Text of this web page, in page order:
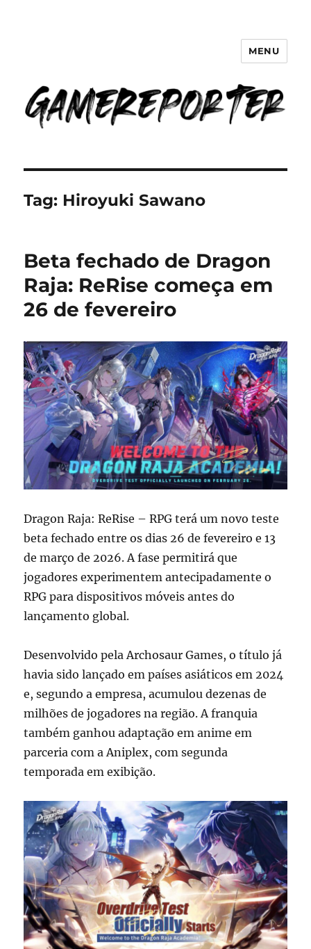
GameReporter | Cultura Gamer
MENU
Tag: Hiroyuki Sawano
Beta fechado de Dragon
Raja: ReRise começa em
26 de fevereiro
Dragon Raja: ReRise – RPG terá um novo teste
beta fechado entre os dias 26 de fevereiro e 13
de março de 2026. A fase permitirá que
jogadores experimentem antecipadamente o
RPG para dispositivos móveis antes do
lançamento global.
Desenvolvido pela Archosaur Games, o título já
havia sido lançado em países asiáticos em 2024
e, segundo a empresa, acumulou dezenas de
milhões de jogadores na região. A franquia
também ganhou adaptação em anime em
parceria com a Aniplex, com segunda
temporada em exibição.